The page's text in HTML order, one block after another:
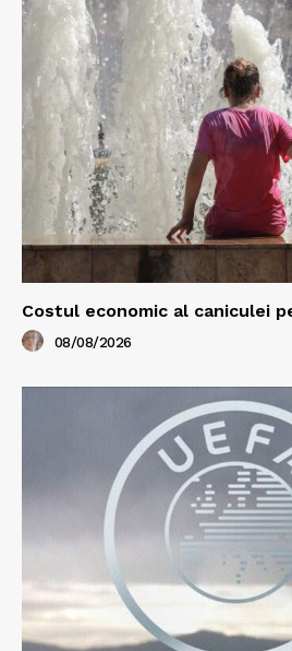
Costul economic al caniculei
08/08/2026